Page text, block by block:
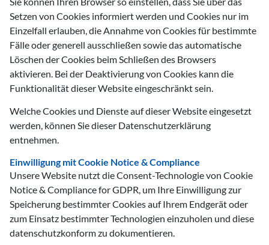
Setzen von Cookies informiert werden und Cookies nur im
Einzelfall erlauben, die Annahme von Cookies für bestimmte
Fälle oder generell ausschließen sowie das automatische
Löschen der Cookies beim Schließen des Browsers
aktivieren. Bei der Deaktivierung von Cookies kann die
Funktionalität dieser Website eingeschränkt sein.
Welche Cookies und Dienste auf dieser Website eingesetzt
werden, können Sie dieser Datenschutzerklärung
entnehmen.
Einwilligung mit Cookie Notice & Compliance
Unsere Website nutzt die Consent-Technologie von Cookie
Notice & Compliance for GDPR, um Ihre Einwilligung zur
Speicherung bestimmter Cookies auf Ihrem Endgerät oder
zum Einsatz bestimmter Technologien einzuholen und diese
datenschutzkonform zu dokumentieren.